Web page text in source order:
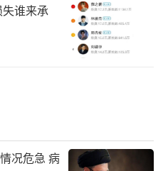
谁来承
况危急 病